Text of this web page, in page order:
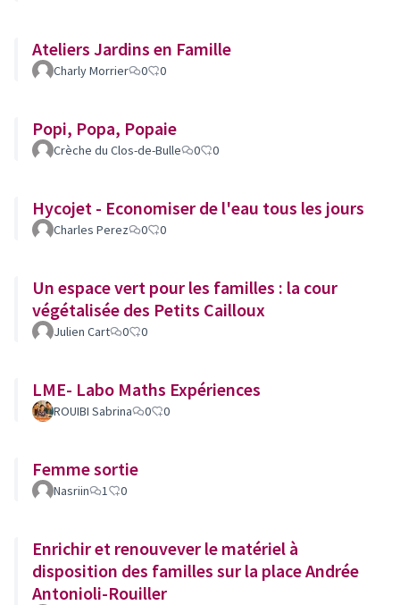
Ateliers Jardins en Famille
Charly Morrier 0 0
Popi, Popa, Popaie
Crèche du Clos-de-Bulle 0 0
Hycojet - Economiser de l'eau tous les jours
Charles Perez 0 0
Un espace vert pour les familles : la cour
végétalisée des Petits Cailloux
Julien Cart 0 0
LME- Labo Maths Expériences
ROUIBI Sabrina 0 0
Femme sortie
Nasriin 1 0
Enrichir et renouvever le matériel à
disposition des familles sur la place Andrée
Antonioli-Rouiller